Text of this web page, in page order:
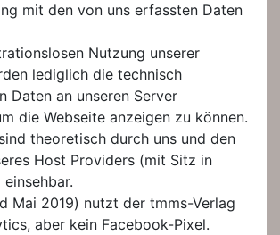
mit den von uns erfassten Daten
Nutzung unserer
lediglich die technisch
Daten an unseren Server
die Webseite anzeigen zu können.
theoretisch durch uns und den
Host Providers (mit Sitz in
Mai 2019) nutzt der tmms-Verlag
aber kein Facebook-Pixel.